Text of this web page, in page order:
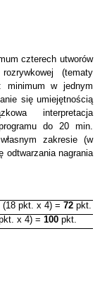
czterech utworów
(tematy
w jednym
się umiejętnością
interpretacja
do 20
min.
własnym zakresie (w
odtwarzania nagrania
(18 pkt. x 4) = 72pkt.
x 4) =100 pkt.